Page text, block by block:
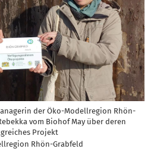
der Öko-Modellregion Rhön-
vom Biohof May über deren
Projekt
Rhön-Grabfeld